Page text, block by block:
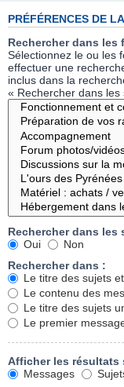
PRÉFÉRENCES DE
Rechercher dans les
Sélectionnez le ou les
effectuer une
inclus dans la
« Rechercher dans
Rechercher dans les
Oui
Non
Rechercher dans :
Le titre des sujets
Le contenu des
Le titre des sujets
Le premier
Afficher les résultats
Messages